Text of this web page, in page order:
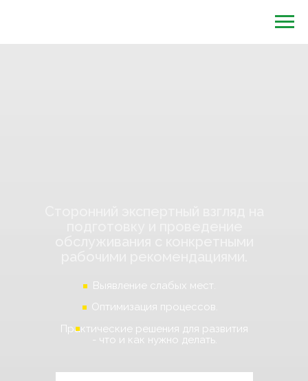
Практические решения для развития
- что и как нужно делать.
Оптимизация процессов.
Выявление слабых мест.